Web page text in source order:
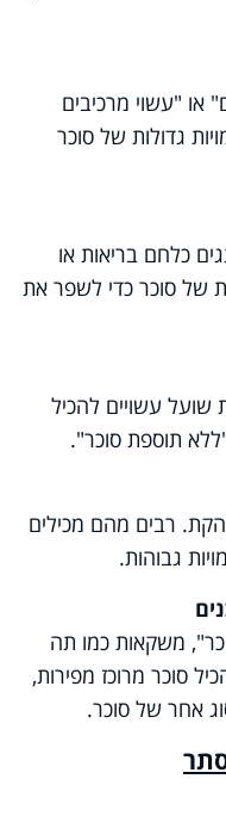
או "עשוי מרכיבים
גדולות של סוכר
כלחם בריאות או
של סוכר כדי לשפר את
עשויים להכיל
תוספת סוכר".
רבים מהם מכילים
גבוהות.
משקאות כמו תה
סוכר מרוכז מפירות,
אחר של סוכר.